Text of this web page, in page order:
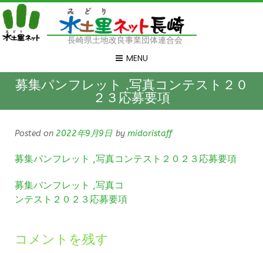
長崎県土地改良事業団体連合会
MENU
募集パンフレット ,写真コンテスト２０
２３応募要項
Posted on 2022年9月9日 by midoristaff
募集パンフレット ,写真コンテスト２０２３応募要項
募集パンフレット ,写真コ
ンテスト２０２３応募要項
コメントを残す